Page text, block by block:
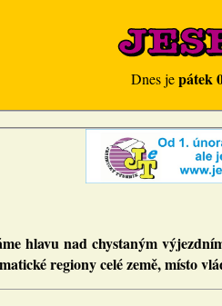
Dnes jepátek
hlavu nad chystaným
regiony celé země, místo